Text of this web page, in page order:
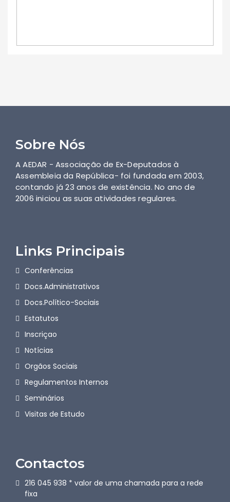
Sobre Nós
A AEDAR - Associação de Ex-Deputados à
Assembleia da República- foi fundada em 2003,
contando já 23 anos de existência. No ano de
2006 iniciou as suas atividades regulares.
Links Principais
Conferências
Docs.Administrativos
Docs.Político-Sociais
Estatutos
Inscriçao
Notícias
Orgãos Sociais
Regulamentos Internos
Seminários
Visitas de Estudo
Contactos
216 045 938 * valor de uma chamada para a rede
fixa